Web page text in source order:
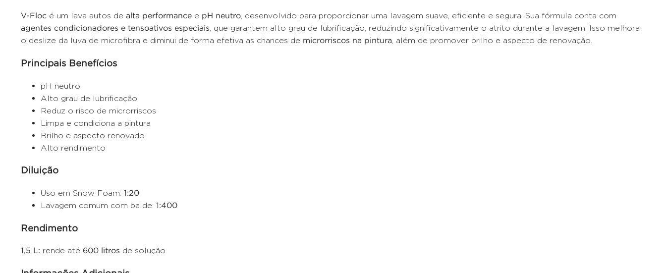
V-Floc é um lava autos de alta performance e pH neutro, desenvolvido para proporcionar uma lavagem suave, eficiente e segura. Sua fórmula conta com
agentes condicionadores e tensoativos especiais, que garantem alto grau de lubrificação, reduzindo significativamente o atrito durante a lavagem. Isso melhora
o deslize da luva de microfibra e diminui de forma efetiva as chances de microrriscos na pintura, além de promover brilho e aspecto de renovação.
Principais Benefícios
pH neutro
Alto grau de lubrificação
Reduz o risco de microrriscos
Limpa e condiciona a pintura
Brilho e aspecto renovado
Alto rendimento
Diluição
Uso em Snow Foam: 1:20
Lavagem comum com balde: 1:400
Rendimento
1,5 L: rende até 600 litros de solução.